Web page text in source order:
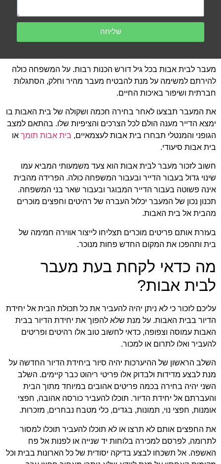
שליחה
מעבר לבית אבות בכל גיל דורש הכנות רבות. על המשפחה כולה
להירתם למשימה על מנת להבטיח מעבר מהיר וחלק, הסתגלות
חברתית ושיפור באיכות החיים.
את המעבר תבצעו לאחר בחירה חכמה ושקולה של בית האבות בו
ימצא הדייר מענה הולם לכל הצרכים והציפיות שלו. בהתאם למצב
הגופני והמנטלי תבחרו בית אבות לעצמאיים,בית אבות תומךאו
בית אבות סיעודי.
חשוב לזכור מעבר לבית אבות הוא צעד משמעותי המביא עמו
שינוי גדול בעבור הדייר ובעבור המשפחה כולה. הפרידה מהבית
אינה פשוטה בעבור הדייר המבוגר ובעבור שאר בני המשפחה.
תכנון נכון של המעבר יכלול העברה של רהיטים וחפצים מוכרים
מהבית אל בית האבות.
בעזרת אותם פריטים מוכרים תצליחו לייצור אווירה חמימה של
בית ותהפכו את המקום החדש פחות מנוכר.
מה כדאי לקחת בעת מעבר
לבית אבות?
עליכם לזכור כי לא ניתן יהיה להעביר את כל תכולת הבית אל יחידת
הדיור בבית האבות. על מנת שלא להפוך את יחידת הדיור בבית
האבות עמוסה וצפופה, כדאי לחשוב טוב אלו רהיטים ופריטים
להעביר ואלו לתרום או למכור.
השלב הראשון של ההיערכות יהיה סיור ביחידת הדיור החדשה על
מנת לבצע מדידות ולבדוק אלו פריטי ריהוט כבר קיימים. השלב
השני יהיה בחירה בכמה פריטים אהובים במיוחד מתוך הבית
והעברתם אל יחידת הדיור. תוכלו להעביר כורסה אהובה, חפצי
אומנות, חפצי נוי, תמונות, בגדים, כלי מטבח נבחרים, מזכרות.
את החפצים אותם לא תרצו או לא תוכלו להעביר תוכלו למסור
לתרומה, לפרסם למכירה בלוחות יד שנייה או לפנות אל פח
האשפה. אל תשכחו לבצע בדיקה יסודית של כל הארונות בבית וכל